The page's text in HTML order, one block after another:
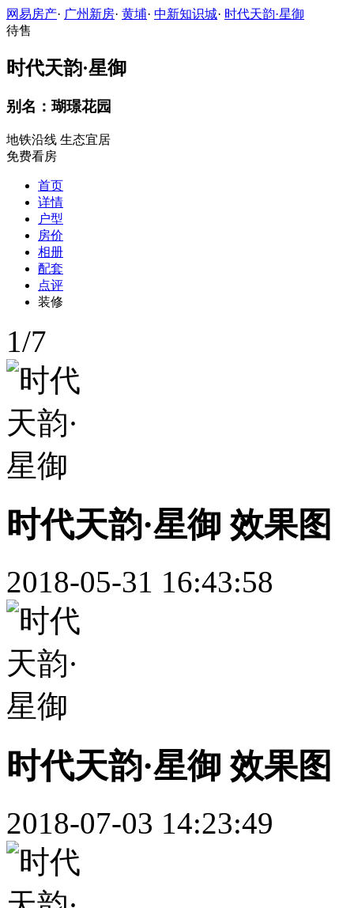
网易房产· 广州新房· 黄埔· 中新知识城· 时代天韵·星御
待售
时代天韵·星御
别名：瑚璟花园
地铁沿线 生态宜居
免费看房
首页
详情
户型
房价
相册
配套
点评
装修
1/7
时代天韵·星御 效果图
2018-05-31 16:43:58
时代天韵·星御 效果图
2018-07-03 14:23:49